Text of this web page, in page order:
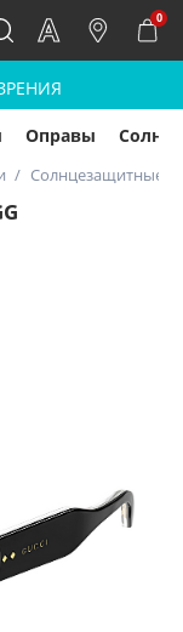
0
Оправы
Солнцезащитные